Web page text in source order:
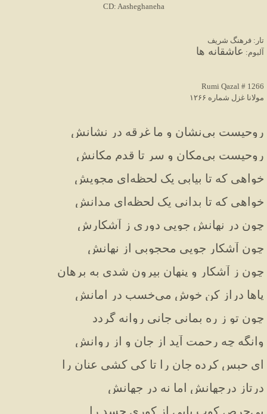
CD: Aasheghaneha
تار: فرهنگ شریف
آلبوم: عاشقانه ها
Rumi Qazal # 1266
مولانا غزل شماره ۱۲۶۶
روحیست بی‌نشان و ما غرقه در نشانش
روحیست بی‌مکان و سر تا قدم مکانش
خواهی که تا بیابی یک لحظه‌ای مجویش
خواهی که تا بدانی یک لحظه‌ای مدانش
چون در نهانش جویی دوری ز آشکارش
چون آشکار جویی محجوبی از نهانش
چون ز آشکار و پنهان بیرون شدی به برهان
پاها دراز کن خوش می‌خسب در امانش
چون تو ز ره بمانی جانی روانه گردد
وانگه چه رحمت آید از جان و از روانش
ای حبس کرده جان را تا کی کشی عنان را
درتاز درجهانش اما نه در جهانش
بی‌حرص کوب پایی از کوری حسد را